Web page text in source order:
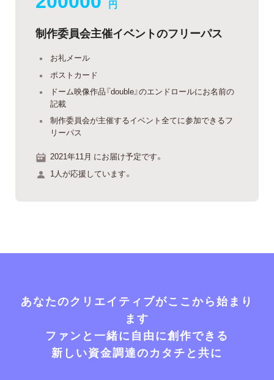
円
制作委員会主催イベントのフリーパス
お礼メール
ポストカード
ドーム映像作品『double』のエンドロールにお名前の
記載
制作委員会が主催するイベント全てに参加できるフ
リーパス
2021年11月 にお届け予定です。
1人が応援しています。
あなたのクリエイティブがここから始まり
ます
ファンと一緒に自由に創作できる
新しい資金調達のカタチと共に